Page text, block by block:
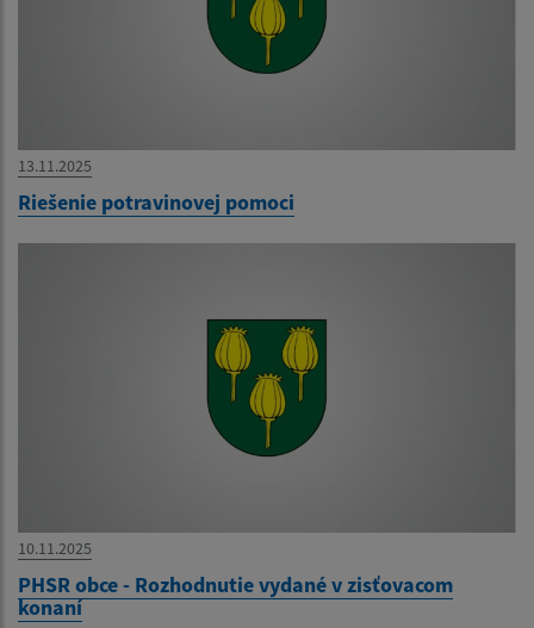
13.11.2025
Riešenie potravinovej pomoci
10.11.2025
PHSR obce - Rozhodnutie vydané v zisťovacom
konaní